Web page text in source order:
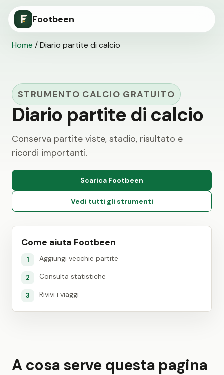
Footbeen
Home /Diario partite di calcio
STRUMENTO CALCIO GRATUITO
Diario partite di calcio
Conserva partite viste, stadio, risultato e
ricordi importanti.
Scarica Footbeen
Vedi tutti gli strumenti
Come aiuta Footbeen
1 Aggiungi vecchie partite
2 Consulta statistiche
3 Rivivi i viaggi
A cosa serve questa pagina